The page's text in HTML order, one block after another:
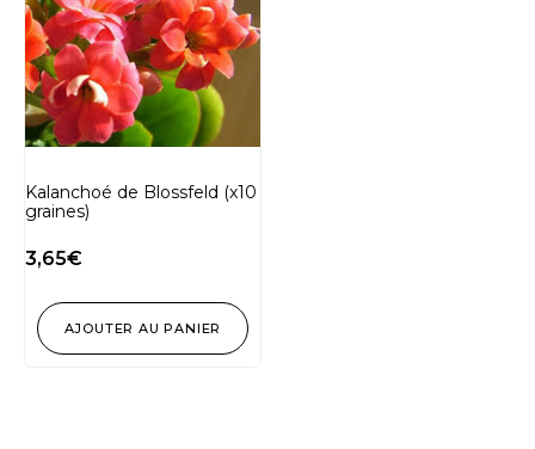
Kalanchoé de Blossfeld (x10
graines)
3,65€
AJOUTER AU PANIER